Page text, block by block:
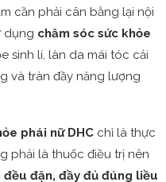
cần phải cân bằng lại nội
dụng chăm sóc sức khỏe
sinh lí, làn da mái tóc cải
và tràn đầy năng lượng
phái nữ DHC chỉ là thực
phải là thuốc điều trị nên
đặn, đầy đủ đúng liều